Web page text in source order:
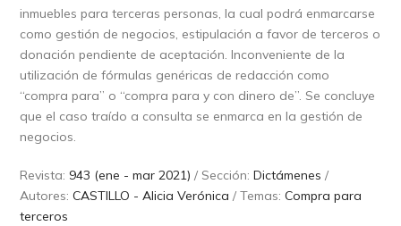
inmuebles para terceras personas, la cual podrá enmarcarse
como gestión de negocios, estipulación a favor de terceros o
donación pendiente de aceptación. Inconveniente de la
utilización de fórmulas genéricas de redacción como
“compra para” o “compra para y con dinero de”. Se concluye
que el caso traído a consulta se enmarca en la gestión de
negocios.
Revista: 943 (ene - mar 2021) / Sección:Dictámenes /
Autores:CASTILLO - Alicia Verónica / Temas:Compra para
terceros